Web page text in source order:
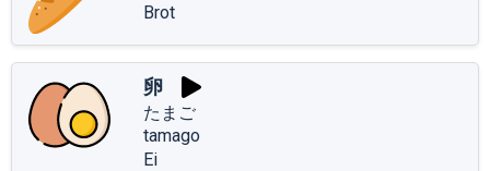
Brot
卵
たまご
tamago
Ei